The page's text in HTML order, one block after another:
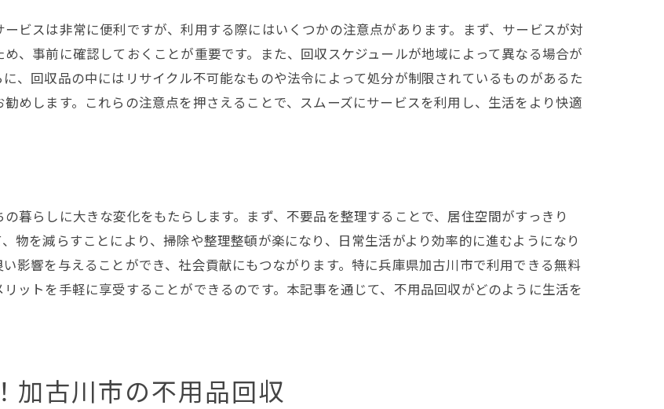
古川市での快適な暮らしの実現
適空間を維持するヒント
活環境が改善されるまでのプロセス
加古川市で利用する際のポイント
軽に始める不用品回収
古川市での活用事例とその効果
加古川市での生活改善事例
ビスは非常に便利ですが、利用する際にはいくつかの注意点があります。まず、サービスが対
、事前に確認しておくことが重要です。また、回収スケジュールが地域によって異なる場合が
、回収品の中にはリサイクル不可能なものや法令によって処分が制限されているものがあるた
めします。これらの注意点を押さえることで、スムーズにサービスを利用し、生活をより快適
暮らしに大きな変化をもたらします。まず、不要品を整理することで、居住空間がすっきり
物を減らすことにより、掃除や整理整頓が楽になり、日常生活がより効率的に進むようになり
影響を与えることができ、社会貢献にもつながります。特に兵庫県加古川市で利用できる無料
ットを手軽に享受することができるのです。本記事を通じて、不用品回収がどのように生活を
加古川市の不用品回収